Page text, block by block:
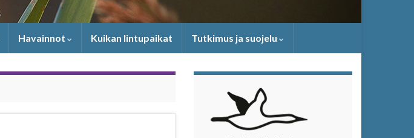
Havainnot Kuikan lintupaikat Tutkimus ja suojelu